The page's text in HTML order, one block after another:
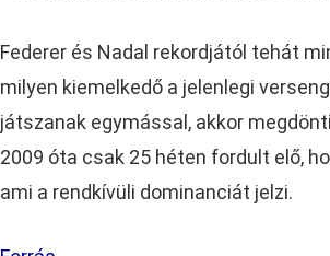
Federer és Nadal rekordjától tehát
milyen kiemelkedő a jelenlegi
játszanak egymással, akkor
2009 óta csak 25 héten fordult elő,
ami a rendkívüli dominanciát jelzi.